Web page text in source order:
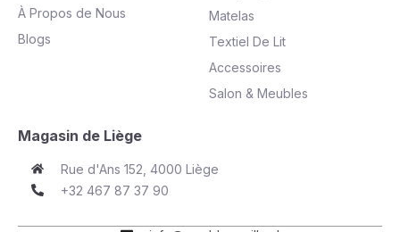
À Propos de Nous
Blogs
Matelas
Textiel De Lit
Accessoires
Salon & Meubles
Magasin de Liège
Rue d'Ans 152, 4000 Liège
+32 467 87 37 90